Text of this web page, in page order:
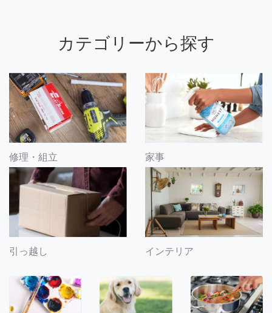
カテゴリーから探す
修理・組立 家事
引っ越し インテリア